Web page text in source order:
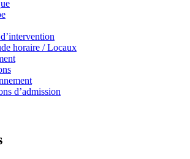
horaire / Locaux
d’admission